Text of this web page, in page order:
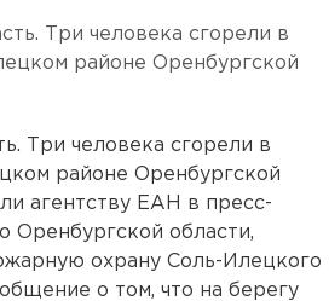
Три человека сгорели в
районе Оренбургской
Три человека сгорели в
районе Оренбургской
агентству ЕАН в пресс-
области,
охрану Соль-Илецкого
о том, что на берегу